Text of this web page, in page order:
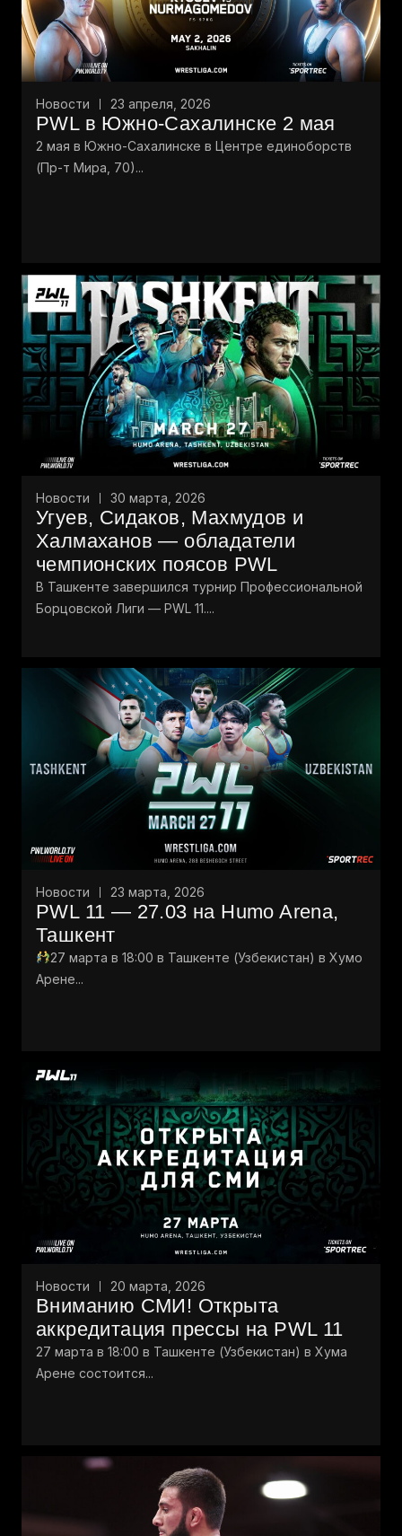
Новости 23 апреля, 2026
PWL в Южно-Сахалинске 2 мая
2 мая в Южно-Сахалинске в Центре единоборств
(Пр-т Мира, 70)...
Новости 30 марта, 2026
Угуев, Сидаков, Махмудов и
Халмаханов — обладатели
чемпионских поясов PWL
В Ташкенте завершился турнир Профессиональной
Борцовской Лиги — PWL 11....
Новости 23 марта, 2026
PWL 11 — 27.03 на Humo Arena,
Ташкент
27 марта в 18:00 в Ташкенте (Узбекистан) в Хумо
Арене...
Новости 20 марта, 2026
Вниманию СМИ! Открыта
аккредитация прессы на PWL 11
27 марта в 18:00 в Ташкенте (Узбекистан) в Хума
Арене состоится...